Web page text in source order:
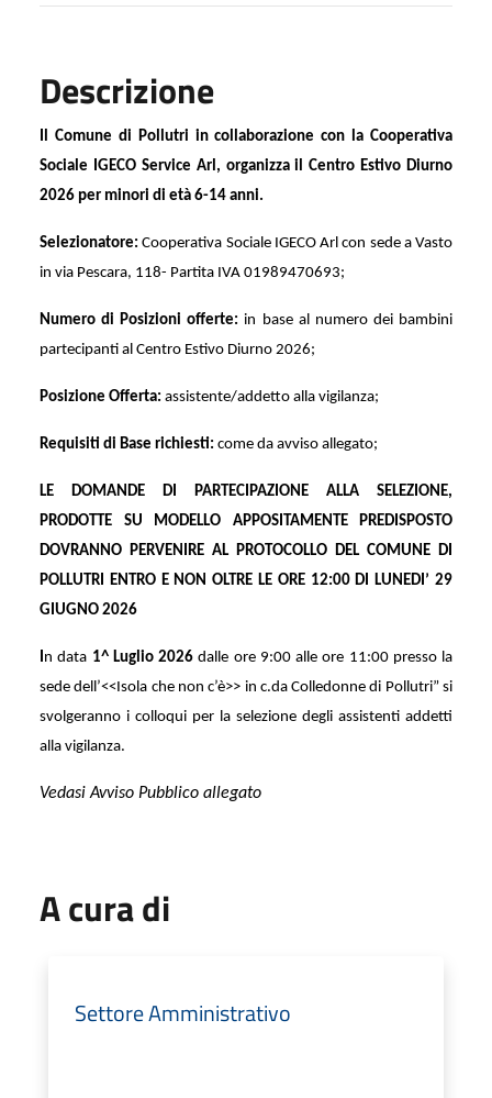
Descrizione
Il Comune di Pollutri in collaborazione con la Cooperativa
Sociale IGECO Service Arl, organizza il Centro Estivo Diurno
2026 per minori di età 6-14 anni.
Selezionatore:Cooperativa Sociale IGECO Arl con sede a Vasto
in via Pescara, 118- Partita IVA 01989470693;
Numero di Posizioni offerte: in base al numero dei bambini
partecipanti al Centro Estivo Diurno 2026;
Posizione Offerta: assistente/addetto alla vigilanza;
Requisiti di Base richiesti: come da avviso allegato;
LE DOMANDE DI PARTECIPAZIONE ALLA SELEZIONE,
PRODOTTE SU MODELLO APPOSITAMENTE PREDISPOSTO
DOVRANNO PERVENIRE AL PROTOCOLLO DEL COMUNE DI
POLLUTRI ENTRO E NON OLTRE LE ORE 12:00 DI LUNEDI’ 29
GIUGNO 2026
n data 1^ Luglio 2026dalle ore 9:00 alle ore 11:00 presso la
sede dell’<<Isola che non c’è>> in c.da Colledonne di Pollutri” si
svolgeranno i colloqui per la selezione degli assistenti addetti
alla vigilanza.
Vedasi Avviso Pubblico allegato
A cura di
Settore Amministrativo